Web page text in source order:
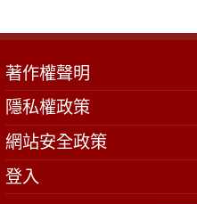
著作權聲明
隱私權政策
網站安全政策
登入